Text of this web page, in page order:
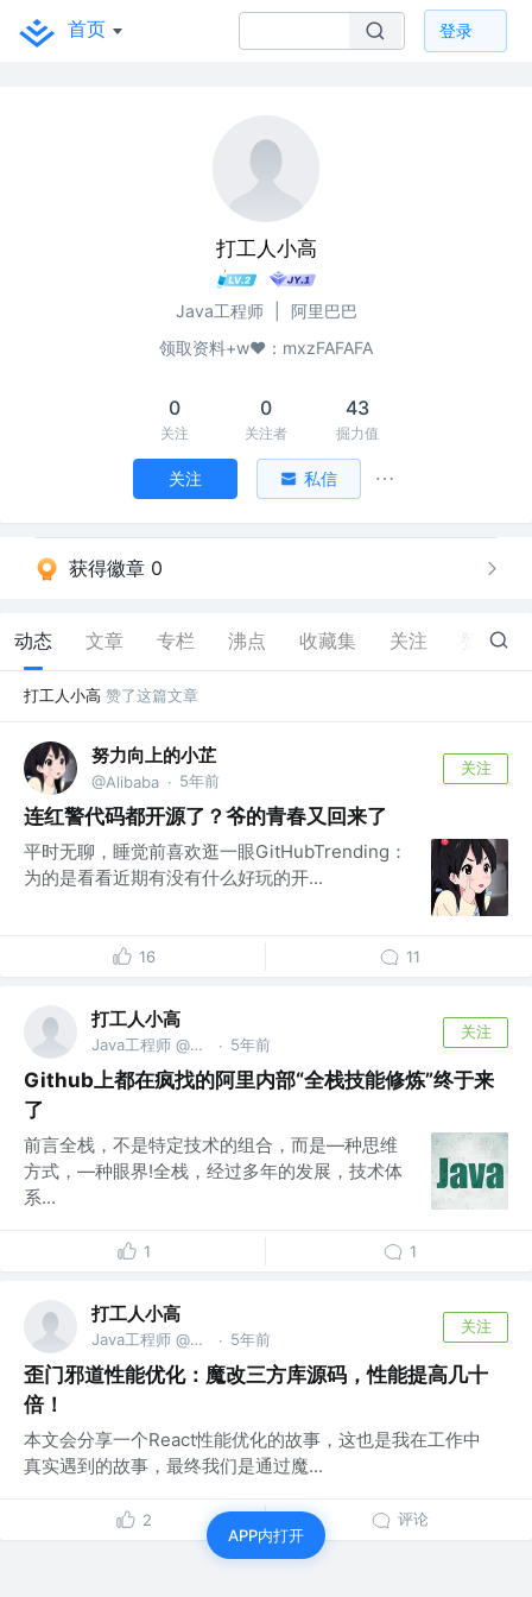
首页 登录
打工人小高
Java工程师
阿里巴巴
领取资料+w♥：mxzFAFAFA
0
关注
0
关注者
43
掘力值
关注 私信
获得徽章 0
动态 文章 专栏 沸点 收藏集 关注 3
打工人小高 赞了这篇文章
努力向上的小芷
@Alibaba · 5年前
关注
连红警代码都开源了？爷的青春又回来了
平时无聊，睡觉前喜欢逛一眼GitHubTrending：
为的是看看近期有没有什么好玩的开...
16 11
打工人小高
Java工程师 @阿里巴巴 · 5年前
关注
Github上都在疯找的阿里内部“全栈技能修炼”终于来
了
前言全栈，不是特定技术的组合，而是—种思维
方式，—种眼界!全栈，经过多年的发展，技术体
系...
1 1
打工人小高
Java工程师 @阿里巴巴 · 5年前
关注
歪门邪道性能优化：魔改三方库源码，性能提高几十
倍！
本文会分享一个React性能优化的故事，这也是我在工作中
真实遇到的故事，最终我们是通过魔...
2
评论
APP内打开